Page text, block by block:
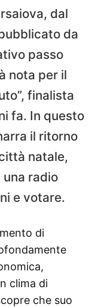
dal
da
passo
nota per il
finalista
fa. In questo
il ritorno
natale,
radio
e votare.
di
clima di
che suo